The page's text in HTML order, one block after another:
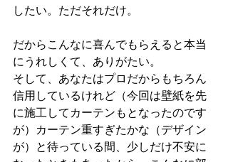
したい。ただそれだけ。
だからこんなに喜んでもらえると本当
にうれしくて、ありがたい。
そして、あなたはプロだからもちろん
信用しているけれど（今回は壁紙を先
に施工してカーテンもとなったのです
が）カーテン重すぎたかな（デザイン
が）と待っている間、少しだけ不安に